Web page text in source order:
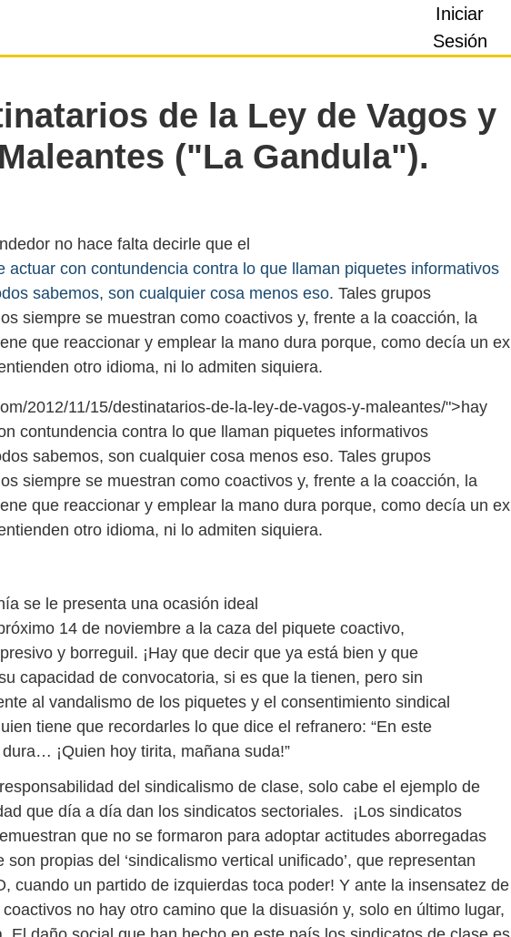
Iniciar
Sesión
de la Ley de Vagos y
Maleantes ("La Gandula").
no hace falta decirle que el
actuar con contundencia contra lo que llaman piquetes informativos
sabemos, son cualquier cosa menos eso. Tales grupos
siempre se muestran como coactivos y, frente a la coacción, la
que reaccionar y emplear la mano dura porque, como decía un ex
2012/11/15/destinatarios-de-la-ley-de-vagos-y-maleantes/">hay
contundencia contra lo que llaman piquetes informativos
sabemos, son cualquier cosa menos eso. Tales grupos
siempre se muestran como coactivos y, frente a la coacción, la
que reaccionar y emplear la mano dura porque, como decía un ex
otro idioma, ni lo admiten siquiera.
se le presenta una ocasión ideal
14 de noviembre a la caza del piquete coactivo,
y borreguil. ¡Hay que decir que ya está bien y que
capacidad de convocatoria, si es que la tienen, pero sin
al vandalismo de los piquetes y el consentimiento sindical
tiene que recordarles lo que dice el refranero: “En este
¡Quien hoy tirita, mañana suda!”
del sindicalismo de clase, solo cabe el ejemplo de
que día a día dan los sindicatos sectoriales. ¡Los sindicatos
que no se formaron para adoptar actitudes aborregadas
son propias del ‘sindicalismo vertical unificado’, que representan
cuando un partido de izquierdas toca poder! Y ante la insensatez de
no hay otro camino que la disuasión y, solo en último lugar,